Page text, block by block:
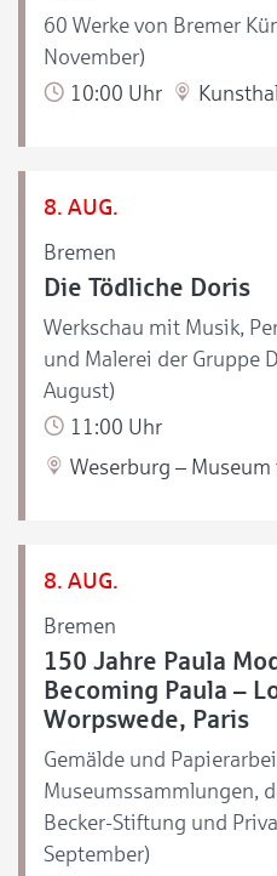
60 Werke von Bremer
November)
10:00 Uhr
8. AUG.
Bremen
Die Tödliche Doris
Werkschau mit Musik,
und Malerei der Gruppe
August)
11:00 Uhr
Weserburg –
8. AUG.
Bremen
150 Jahre Paula
Becoming Paula –
Worpswede, Paris
Gemälde und
Museumssammlungen,
Becker-Stiftung und
September)